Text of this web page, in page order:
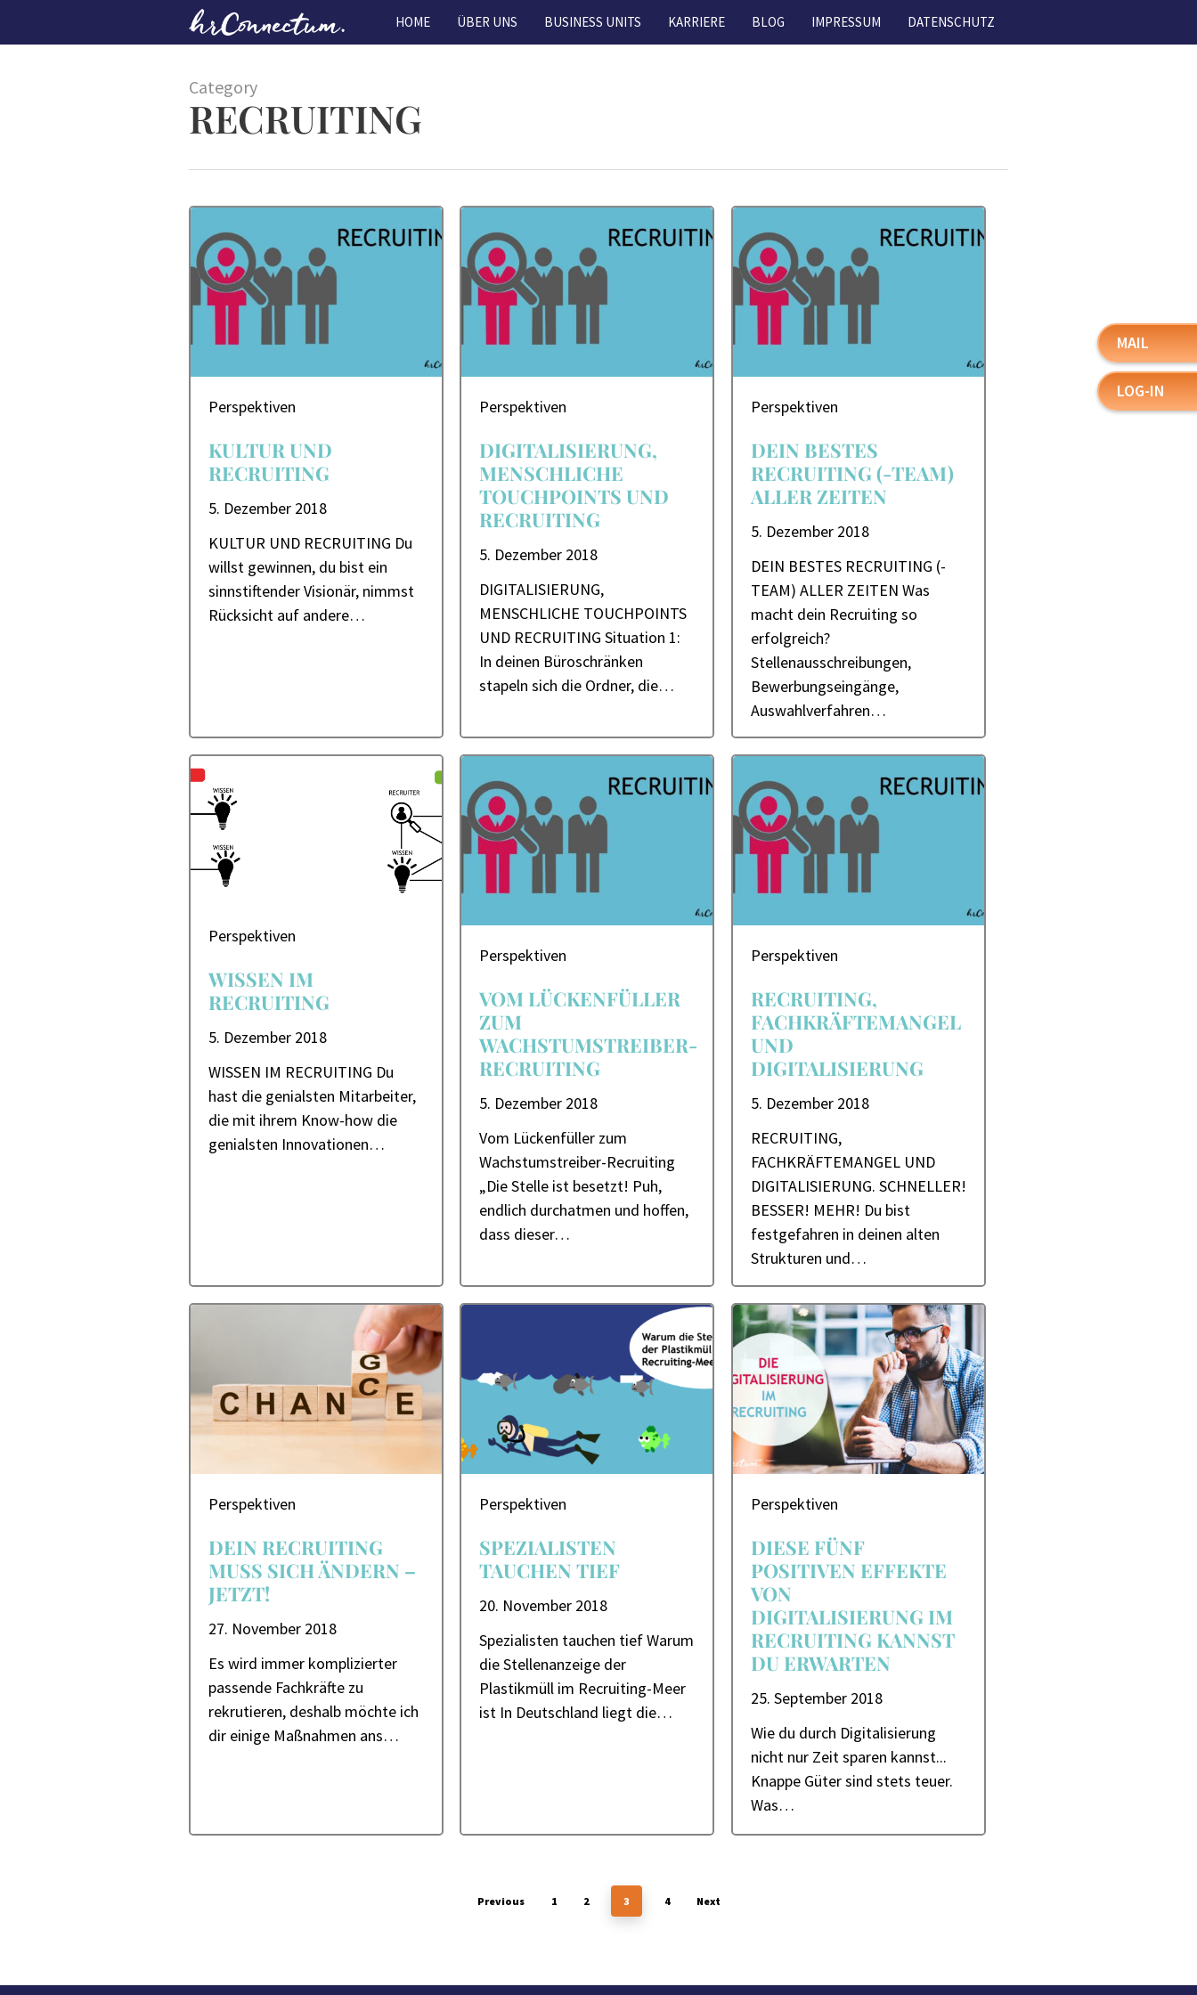
HOME ÜBER UNS BUSINESS UNITS KARRIERE BLOG IMPRESSUM DATENSCHUTZ
Category
RECRUITING
Perspektiven
5. Dezember 2018
KULTUR UND
RECRUITING
KULTUR UND RECRUITING Du
willst gewinnen, du bist ein
sinnstiftender Visionär, nimmst
Rücksicht auf andere…
Perspektiven
5. Dezember 2018
DIGITALISIERUNG,
MENSCHLICHE
TOUCHPOINTS UND
RECRUITING
DIGITALISIERUNG,
MENSCHLICHE TOUCHPOINTS
UND RECRUITING Situation 1:
In deinen Büroschränken
stapeln sich die Ordner, die…
Perspektiven
5. Dezember 2018
DEIN BESTES
RECRUITING (-TEAM)
ALLER ZEITEN
DEIN BESTES RECRUITING (-
TEAM) ALLER ZEITEN Was
macht dein Recruiting so
erfolgreich?
Stellenausschreibungen,
Bewerbungseingänge,
Auswahlverfahren…
Perspektiven
5. Dezember 2018
WISSEN IM
RECRUITING
WISSEN IM RECRUITING Du
hast die genialsten Mitarbeiter,
die mit ihrem Know-how die
genialsten Innovationen…
Perspektiven
5. Dezember 2018
VOM LÜCKENFÜLLER
ZUM
WACHSTUMSTREIBER-
RECRUITING
Vom Lückenfüller zum
Wachstumstreiber-Recruiting
„Die Stelle ist besetzt! Puh,
endlich durchatmen und hoffen,
dass dieser…
Perspektiven
5. Dezember 2018
RECRUITING,
FACHKRÄFTEMANGEL
UND
DIGITALISIERUNG
RECRUITING,
FACHKRÄFTEMANGEL UND
DIGITALISIERUNG. SCHNELLER!
BESSER! MEHR!​ Du bist
festgefahren in deinen alten
Strukturen und…
Perspektiven
27. November 2018
DEIN RECRUITING
MUSS SICH ÄNDERN –
JETZT!
Es wird immer komplizierter
passende Fachkräfte zu
rekrutieren, deshalb möchte ich
dir einige Maßnahmen ans…
Perspektiven
20. November 2018
SPEZIALISTEN
TAUCHEN TIEF
Spezialisten tauchen tief Warum
die Stellenanzeige der
Plastikmüll im Recruiting-Meer
ist In Deutschland liegt die…
Perspektiven
25. September 2018
DIESE FÜNF
POSITIVEN EFFEKTE
VON
DIGITALISIERUNG IM
RECRUITING KANNST
DU ERWARTEN
Wie du durch Digitalisierung
nicht nur Zeit sparen kannst...
Knappe Güter sind stets teuer.
Was…
Previous 1 2 3 4 Next
MAIL
LOG-IN